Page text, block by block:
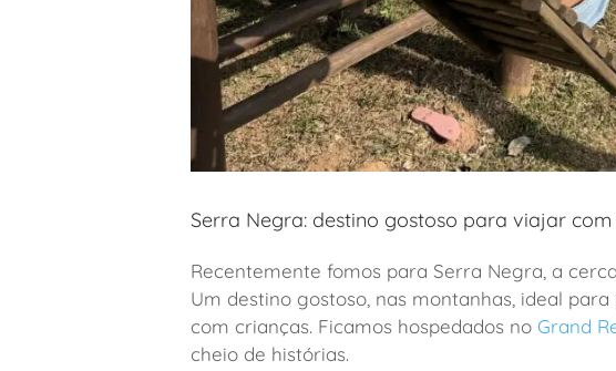
Serra Negra: destino gostoso para viajar com
Recentemente fomos para Serra Negra, a
Um destino gostoso, nas montanhas, ideal
com crianças. Ficamos hospedados no Grand
cheio de histórias.